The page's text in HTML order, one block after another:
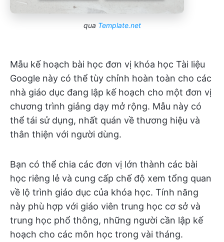
qua Template.net
Mẫu kế hoạch bài học đơn vị khóa học Tài liệu
Google này có thể tùy chỉnh hoàn toàn cho các
nhà giáo dục đang lập kế hoạch cho một đơn vị
chương trình giảng dạy mở rộng. Mẫu này có
thể tái sử dụng, nhất quán về thương hiệu và
thân thiện với người dùng.
Bạn có thể chia các đơn vị lớn thành các bài
học riêng lẻ và cung cấp chế độ xem tổng quan
về lộ trình giáo dục của khóa học. Tính năng
này phù hợp với giáo viên trung học cơ sở và
trung học phổ thông, những người cần lập kế
hoạch cho các môn học trong vài tháng.